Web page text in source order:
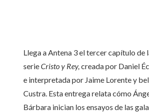
Llega a Antena 3 el tercer capítulo de
serieCristo y Rey, creada por Daniel
e interpretada por Jaime Lorente y
Custra. Esta entrega relata cómo
Bárbara inician los ensayos de las